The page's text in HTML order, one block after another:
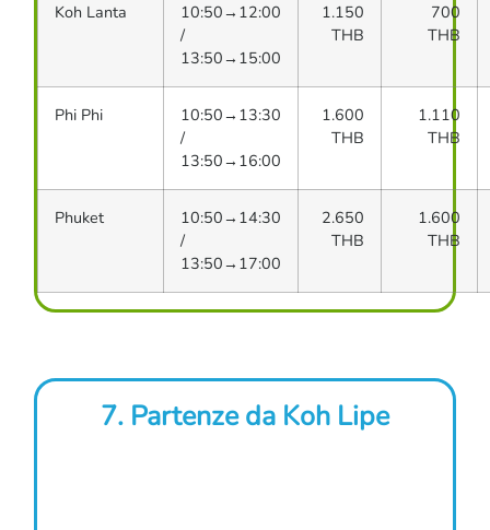
Koh Lanta
10:50→12:00
/
13:50→15:00
1.150
THB
700
THB
Phi Phi
10:50→13:30
/
13:50→16:00
1.600
THB
1.110
THB
Phuket
10:50→14:30
/
13:50→17:00
2.650
THB
1.600
THB
7. Partenze da Koh Lipe